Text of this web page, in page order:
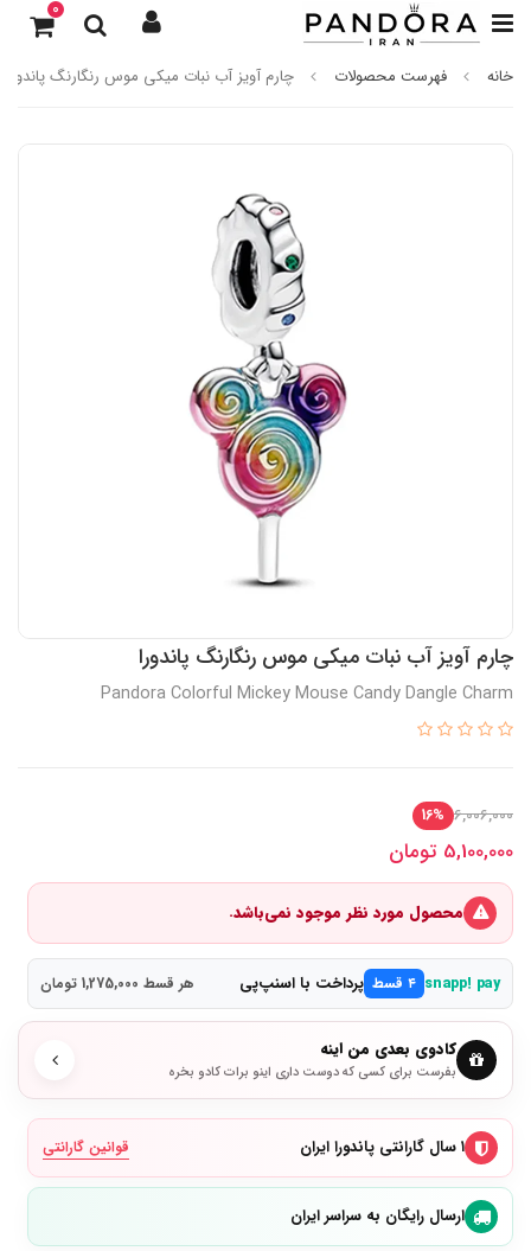
0
خانه فهرست محصولات چارم آویز آب نبات میکی موس رنگارنگ پاندورا
چارم آویز آب نبات میکی موس رنگارنگ پاندورا
Pandora Colorful Mickey Mouse Candy Dangle Charm
6,006,000
16%
5,100,000 تومان
محصول مورد نظر موجود نمی‌باشد.
snapp! pay ۴ قسط پرداخت با اسنپ‌پی هر قسط 1,275,000 تومان
کادوی بعدی من اینه
بفرست برای کسی که دوست داری اینو برات کادو بخره
۱ سال گارانتی پاندورا ایران قوانین گارانتی
ارسال رایگان به سراسر ایران